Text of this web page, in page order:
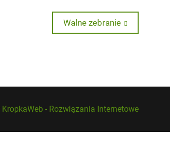
Next
post:
Walne zebranie
KropkaWeb - Rozwiązania Internetowe